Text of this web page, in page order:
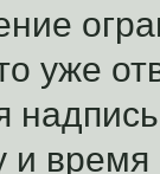
уже
и